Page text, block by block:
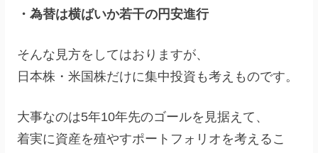
・為替は横ばいか若干の円安進行
そんな見方をしてはおりますが、
日本株・米国株だけに集中投資も考えものです。
大事なのは5年10年先のゴールを見据えて、
着実に資産を殖やすポートフォリオを考えるこ